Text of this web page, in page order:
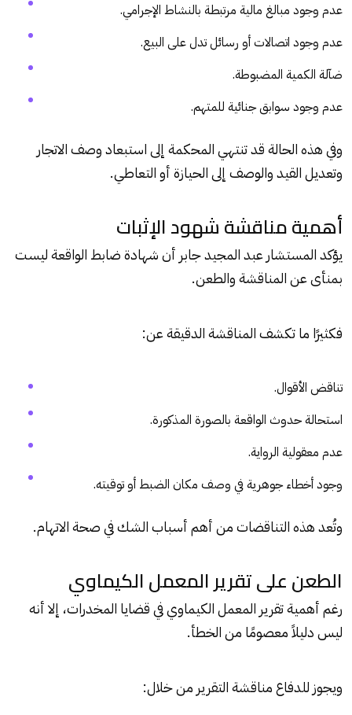
عدم وجود مبالغ مالية مرتبطة بالنشاط الإجرامي.
عدم وجود اتصالات أو رسائل تدل على البيع.
ضآلة الكمية المضبوطة.
عدم وجود سوابق جنائية للمتهم.
وفي هذه الحالة قد تنتهي المحكمة إلى استبعاد وصف الاتجار
وتعديل القيد والوصف إلى الحيازة أو التعاطي.
أهمية مناقشة شهود الإثبات
يؤكد المستشار عبد المجيد جابر أن شهادة ضابط الواقعة ليست
بمنأى عن المناقشةوالطعن.
فكثيرًا ما تكشف المناقشة الدقيقة عن:
تناقض الأقوال.
استحالة حدوث الواقعة بالصورة المذكورة.
عدم معقولية الرواية.
وجود أخطاء جوهرية في وصف مكان الضبط أو توقيته.
وتُعد هذه التناقضات من أهم أسباب الشك في صحة الاتهام.
الطعن على تقرير المعمل الكيماوي
رغم أهمية تقرير المعمل الكيماوي في قضايا المخدرات، إلا أنه
ليس دليلاً معصومًا من الخطأ.
ويجوز للدفاع مناقشة التقرير من خلال: